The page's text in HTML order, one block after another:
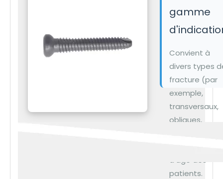
prolongée.
gamme
Convient à
divers types
fracture (par
exemple,
transversaux,
obliques,
d'âge des
patients.